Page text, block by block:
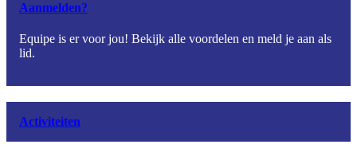
Aanmelden?
Equipe is er voor jou! Bekijk alle voordelen en meld je aan als
lid.
Activiteiten